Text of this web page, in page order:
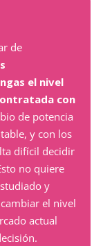
de
el nivel
con
de potencia
y con los
difícil decidir
no quiere
y
el nivel
actual